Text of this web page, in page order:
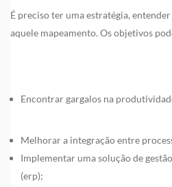
É preciso ter uma estratégia,
aquele mapeamento. Os objetivos
Encontrar gargalos na
Melhorar a integração entre
Implementar uma solução de
(erp);